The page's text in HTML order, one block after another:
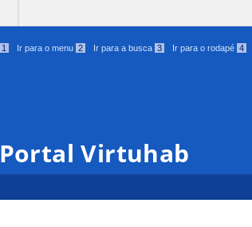
1 Ir para o menu 2 Ir para a busca 3 Ir para o rodapé 4
Portal Virtuhab